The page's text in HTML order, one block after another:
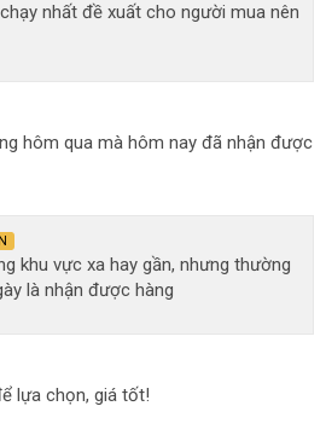
nhất đề xuất cho người mua nên
hôm qua mà hôm nay đã nhận được
khu vực xa hay gần, nhưng thường
là nhận được hàng
lựa chọn, giá tốt!